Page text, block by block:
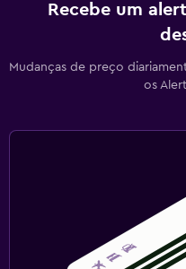
Recebe um
Mudanças de preço
os